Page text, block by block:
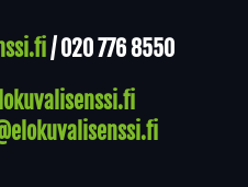
/020 776 8550